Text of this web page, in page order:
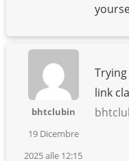
bhtclubin
19 Dicembre
2025 alle 12:15
link